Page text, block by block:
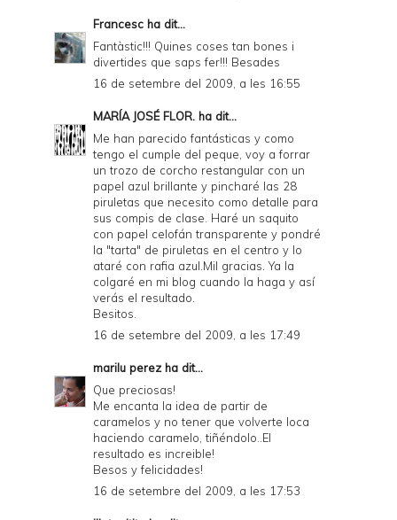
Francesc ha dit...
Fantàstic!!! Quines coses tan bones i
divertides que saps fer!!! Besades
16 de setembre del 2009, a les 16:55
MARÍA JOSÉ FLOR. ha dit...
Me han parecido fantásticas y como
tengo el cumple del peque, voy a forrar
un trozo de corcho restangular con un
papel azul brillante y pincharé las 28
piruletas que necesito como detalle para
sus compis de clase. Haré un saquito
con papel celofán transparente y pondré
la "tarta" de piruletas en el centro y lo
ataré con rafia azul.Mil gracias. Ya la
colgaré en mi blog cuando la haga y así
verás el resultado.
Besitos.
16 de setembre del 2009, a les 17:49
marilu perezha dit...
Que preciosas!
Me encanta la idea de partir de
caramelos y no tener que volverte loca
haciendo caramelo, tiñéndolo..El
resultado es increible!
Besos y felicidades!
16 de setembre del 2009, a les 17:53